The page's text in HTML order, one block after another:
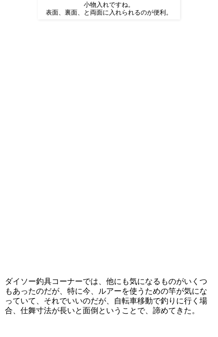
小物入れですね。
表面、裏面、と両面に入れられるのが便利。
ダイソー釣具コーナーでは、他にも気になるものがいくつ
もあったのだが、特に今、ルアーを使うための竿が気にな
っていて、それでいいのだが、自転車移動で釣りに行く場
合、仕舞寸法が長いと面倒ということで、諦めてきた。